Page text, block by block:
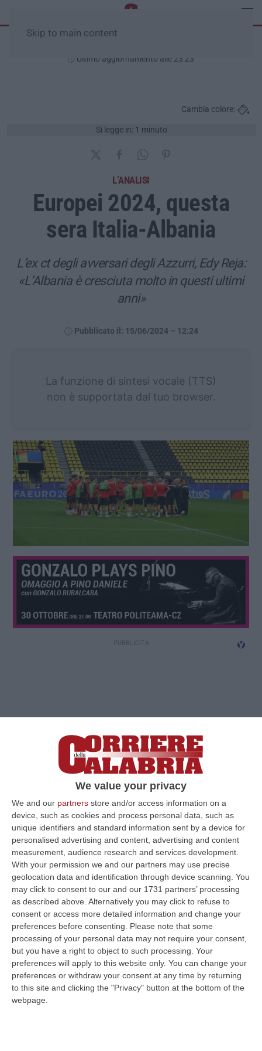
We value your privacy
We and our partners store and/or access information on a
device, such as cookies and process personal data, such as
unique identifiers and standard information sent by a device for
personalised advertising and content, advertising and content
measurement, audience research and services development.
With your permission we and our partners may use precise
geolocation data and identification through device scanning. You
may click to consent to our and our 1731 partners’ processing
as described above. Alternatively you may click to refuse to
consent or access more detailed information and change your
preferences before consenting. Please note that some
processing of your personal data may not require your consent,
but you have a right to object to such processing. Your
preferences will apply to this website only. You can change your
preferences or withdraw your consent at any time by returning
to this site and clicking the "Privacy" button at the bottom of the
webpage.
Skip to main content
Ultimo aggiornamento alle 23:23
Si legge in: 1 minuto
Cambia colore:
L’ANALISI
Europei 2024, questa
sera Italia-Albania
L’ex ct degli avversari degli Azzurri, Edy Reja:
«L’Albania è cresciuta molto in questi ultimi
anni»
Pubblicato il: 15/06/2024 – 12:24
La funzione di sintesi vocale (TTS)
non è supportata dal tuo browser.
Clicca e segui “Corriere della Calabria” su Google News
ROMAItalia-Albania è la partita di Edy Reja. Il
78enne tecnico goriziano, commissario
tecnico della Nazionale albanese dal 2019 al
2022, è pronto a viverla dalla tribuna del
Westfalenstadion di Dortmund. E’ stato